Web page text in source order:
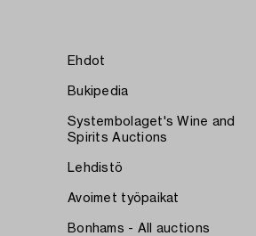
Ehdot
Bukipedia
Systembolaget's Wine and
Spirits Auctions
Lehdistö
Avoimet työpaikat
Bonhams - All auctions